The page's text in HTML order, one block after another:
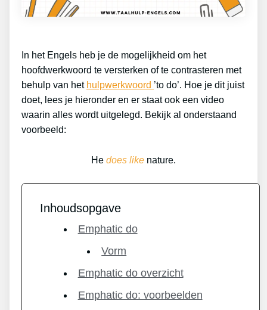
In het Engels heb je de mogelijkheid om het
hoofdwerkwoord te versterken of te contrasteren met
behulp van het hulpwerkwoord ’to do’. Hoe je dit juist
doet, lees je hieronder en er staat ook een video
waarin alles wordt uitgelegd. Bekijk al onderstaand
voorbeeld:
He does like nature.
Inhoudsopgave
Emphatic do
Vorm
Emphatic do overzicht
Emphatic do: voorbeelden